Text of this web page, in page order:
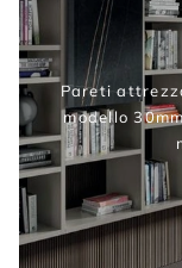
Pareti
modello